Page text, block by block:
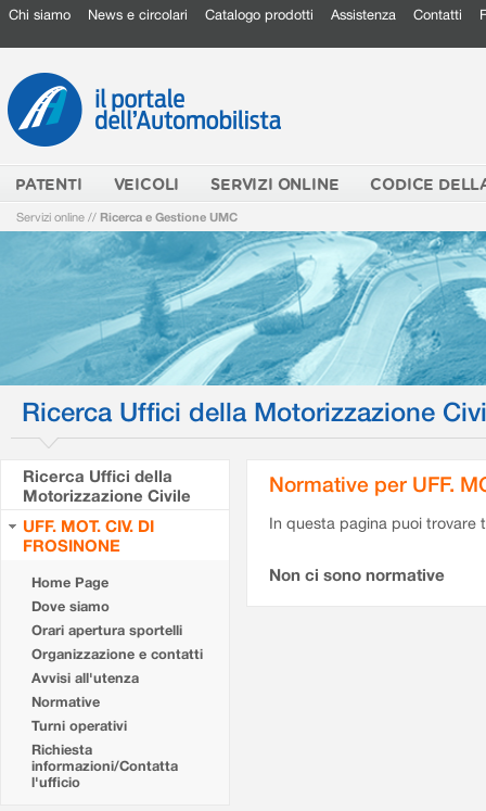
Chi siamo News e circolari Catalogo prodotti Assistenza Contatti
PATENTI VEICOLI SERVIZI ONLINE CODICE
Servizi online // Ricerca e Gestione UMC
Ricerca Uffici della Motorizzazione
Ricerca Uffici della
Motorizzazione Civile
UFF. MOT. CIV. DI
FROSINONE
Home Page
Dove siamo
Orari apertura sportelli
Organizzazione e contatti
Avvisi all'utenza
Normative
Turni operativi
Richiesta
informazioni/Contatta
l'ufficio
Normative per UFF.
In questa pagina puoi
Non ci sono normative